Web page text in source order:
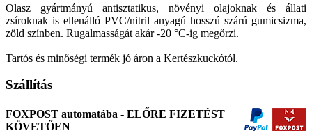
Olasz gyártmányú antisztatikus, növényi olajoknak és állati
zsíroknak is ellenálló PVC/nitril anyagú hosszú szárú gumicsizma,
zöld színben. Rugalmasságát akár -20 °C-ig megőrzi.
Tartós és minőségi termék jó áron a Kertészkuckótól.
Szállítás
FOXPOST automatába - ELŐRE FIZETÉST
KÖVETŐEN